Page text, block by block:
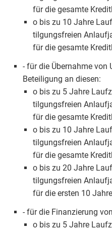
für die gesamte
o bis zu 10 Jahre
tilgungsfreien
für die gesamte
- für die Übernahme von
Beteiligung an diesen:
o bis zu 5 Jahre
tilgungsfreien
für die gesamte
o bis zu 10 Jahre
tilgungsfreien
für die gesamte
o bis zu 20 Jahre
tilgungsfreien
für die ersten 10
- für die Finanzierung
o bis zu 5 Jahre